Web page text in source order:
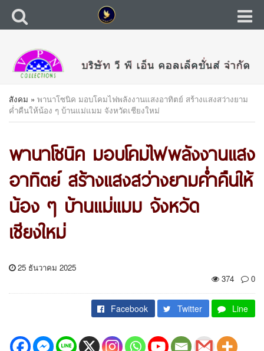
สังคม » พานาโซนิค มอบโคมไฟพลังงานแสงอาทิตย์ สร้างแสงสว่างยาม
ค่ำคืนให้น้อง ๆ บ้านแม่แมม จังหวัดเชียงใหม่
พานาโซนิค มอบโคมไฟพลังงานแสง
อาทิตย์ สร้างแสงสว่างยามค่ำคืนให้
น้อง ๆ บ้านแม่แมม จังหวัด
เชียงใหม่
25 ธันวาคม 2025
374
0
Facebook Twitter Line